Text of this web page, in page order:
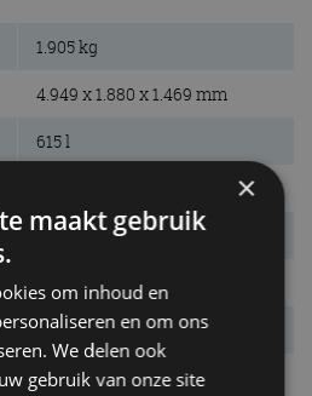
1.905 kg
4.949 x 1.880 x 1.469 mm
615 l
2.961 mm
2.100 kg
66 l
×
maakt gebruik
om inhoud en
en om ons
We delen ook
gebruik van onze site